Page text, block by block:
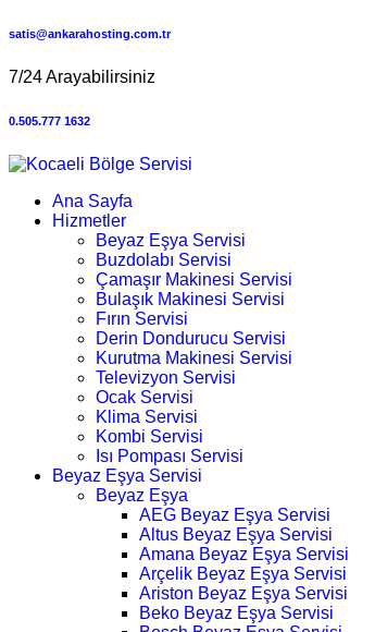
satis@ankarahosting.com.tr
7/24 Arayabilirsiniz
0.505.777 1632
Ana Sayfa
Hizmetler
Beyaz Eşya Servisi
Buzdolabı Servisi
Çamaşır Makinesi Servisi
Bulaşık Makinesi Servisi
Fırın Servisi
Derin Dondurucu Servisi
Kurutma Makinesi Servisi
Televizyon Servisi
Ocak Servisi
Klima Servisi
Kombi Servisi
Isı Pompası Servisi
Beyaz Eşya Servisi
Beyaz Eşya
AEG Beyaz Eşya Servisi
Altus Beyaz Eşya Servisi
Amana Beyaz Eşya Servisi
Arçelik Beyaz Eşya Servisi
Ariston Beyaz Eşya Servisi
Beko Beyaz Eşya Servisi